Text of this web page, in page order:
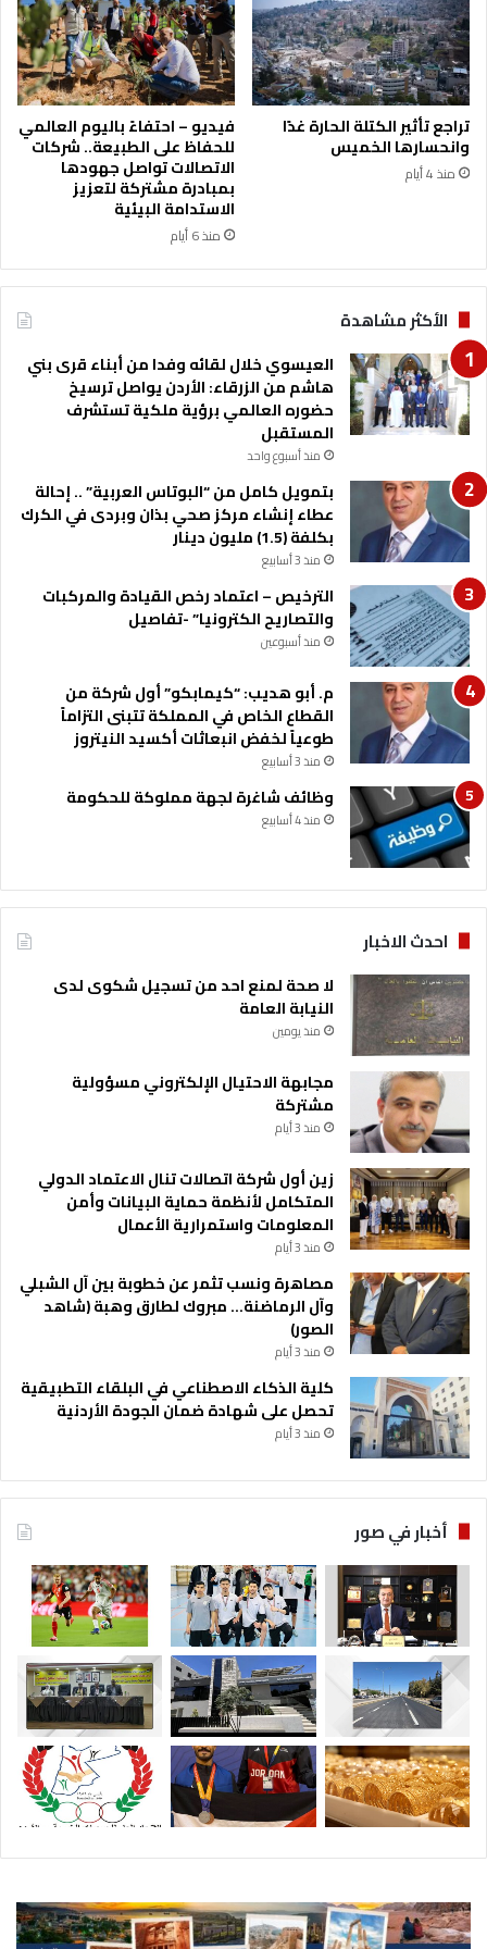
ق
و
ا
ل
م
ن
ش
آ
غ
ا
ئ
ي
ة
ف
ي
م
ض
ن
ج
و
ي
غ
دً
اتراجع تأثير الكتلة الحارة غدًا
وانحسارها الخميس
منذ 4 أيام
فيديو – احتفاءً باليوم العالمي
للحفاظ على الطبيعة.. شركات
الاتصالات تواصل جهودها
بمبادرة مشتركة لتعزيز
الاستدامة البيئية
منذ 6 أيام
الأكثر مشاهدة
العيسوي خلال لقائه وفدا من أبناء قرى بني
هاشم من الزرقاء: الأردن يواصل ترسيخ
حضوره العالمي برؤية ملكية تستشرف
المستقبل
منذ أسبوع واحد
بتمويل كامل من “البوتاس العربية” .. إحالة
عطاء إنشاء مركز صحي بذان وبردى في الكرك
بكلفة (1.5) مليون دينار
منذ 3 أسابيع
الترخيص – اعتماد رخص القيادة والمركبات
والتصاريح الكترونيا” -تفاصيل
منذ أسبوعين
م. أبو هديب: “كيمابكو” أول شركة من
القطاع الخاص في المملكة تتبنى التزاماً
طوعياً لخفض انبعاثات أكسيد النيتروز
منذ 3 أسابيع
وظائف شاغرة لجهة مملوكة للحكومة
منذ 4 أسابيع
احدث الاخبار
لا صحة لمنع احد من تسجيل شكوى لدى
النيابة العامة
منذ يومين
مجابهة الاحتيال الإلكتروني مسؤولية
مشتركة
منذ 3 أيام
زين أول شركة اتصالات تنال الاعتماد الدولي
المتكامل لأنظمة حماية البيانات وأمن
المعلومات واستمرارية الأعمال
منذ 3 أيام
مصاهرة ونسب تثمر عن خطوبة بين آل الشبلي
وآل الرماضنة… مبروك لطارق وهبة (شاهد
الصور)
منذ 3 أيام
كلية الذكاء الاصطناعي في البلقاء التطبيقية
تحصل على شهادة ضمان الجودة الأردنية
منذ 3 أيام
أخبار في صور